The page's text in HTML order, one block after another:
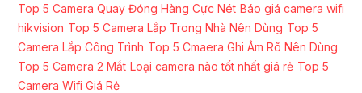
Top 5 Camera Quay Đóng Hàng Cực Nét Báo giá camera wifi
hikvision Top 5 Camera Lắp Trong Nhà Nên Dùng Top 5
Camera Lắp Công Trình Top 5 Cmaera Ghi Âm Rõ Nên Dùng
Top 5 Camera 2 Mắt Loại camera nào tốt nhất giá rẻ Top 5
Camera Wifi Giá Rẻ